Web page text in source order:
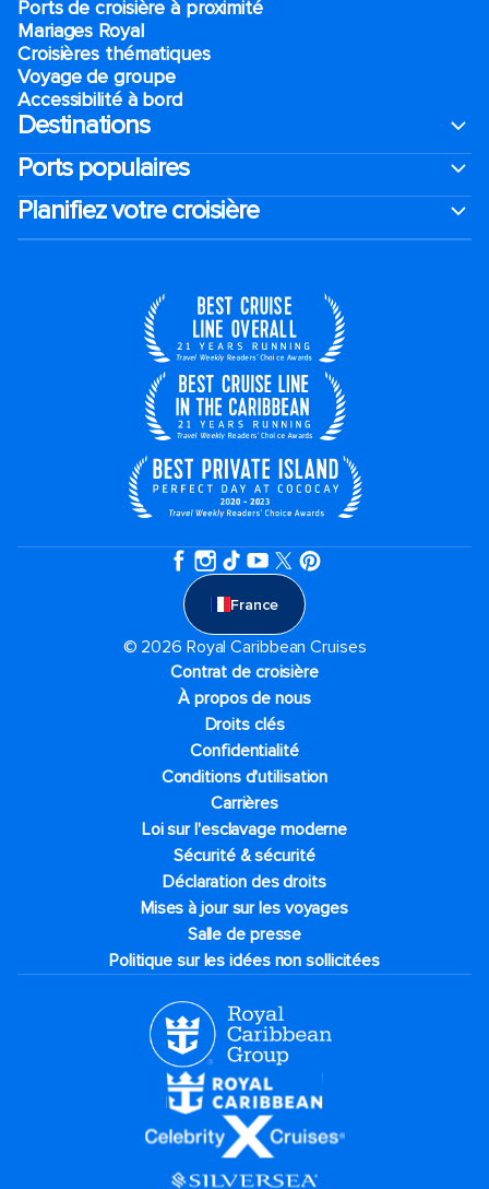
Ports de croisière à proximité
Mariages Royal
Croisières thématiques
Voyage de groupe​
Accessibilité à bord​
Destinations
Ports populaires
Planifiez votre croisière
France
© 2026 Royal Caribbean Cruises
Contrat de croisière
À propos de nous
Droits clés
Confidentialité
Conditions d'utilisation
Carrières
Loi sur l'esclavage moderne
Sécurité & sécurité
Déclaration des droits
Mises à jour sur les voyages
Salle de presse
Politique sur les idées non sollicitées